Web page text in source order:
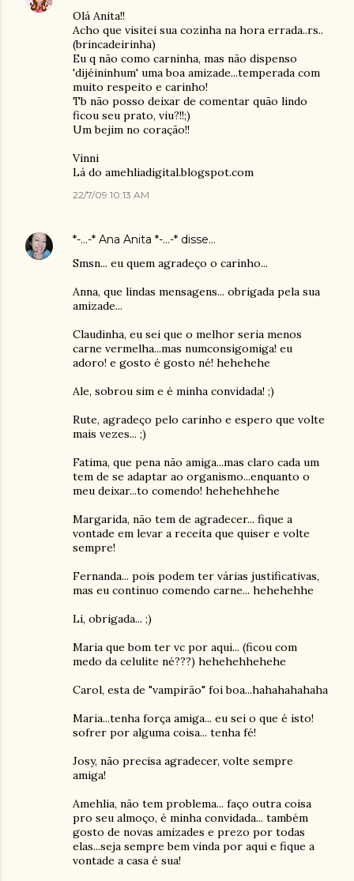
Olá Anita!!
Acho que visitei sua cozinha na hora errada..rs..
(brincadeirinha)
Eu q não como carninha, mas não dispenso
'dijéininhum' uma boa amizade...temperada com
muito respeito e carinho!
Tb não posso deixar de comentar quão lindo
ficou seu prato, viu?!!;)
Um bejim no coração!!
Vinni
Lá do amehliadigital.blogspot.com
22/7/09 10:13 AM
*-...-* Ana Anita *-...-* disse…
Smsn... eu quem agradeço o carinho...
Anna, que lindas mensagens... obrigada pela sua
amizade...
Claudinha, eu sei que o melhor seria menos
carne vermelha...mas numconsigomiga! eu
adoro! e gosto é gosto né! hehehehe
Ale, sobrou sim e é minha convidada! ;)
Rute, agradeço pelo carinho e espero que volte
mais vezes... ;)
Fatima, que pena não amiga...mas claro cada um
tem de se adaptar ao organismo...enquanto o
meu deixar...to comendo! hehehehhehe
Margarida, não tem de agradecer... fique a
vontade em levar a receita que quiser e volte
sempre!
Fernanda... pois podem ter várias justificativas,
mas eu continuo comendo carne... hehehehhe
Li, obrigada... ;)
Maria que bom ter vc por aqui... (ficou com
medo da celulite né???) hehehehhehehe
Carol, esta de "vampirão" foi boa...hahahahahaha
Maria...tenha força amiga... eu sei o que é isto!
sofrer por alguma coisa... tenha fé!
Josy, não precisa agradecer, volte sempre
amiga!
Amehlia, não tem problema... faço outra coisa
pro seu almoço, é minha convidada... também
gosto de novas amizades e prezo por todas
elas...seja sempre bem vinda por aqui e fique a
vontade a casa é sua!